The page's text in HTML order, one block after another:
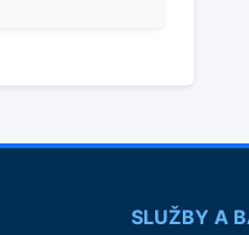
SLUŽBY A